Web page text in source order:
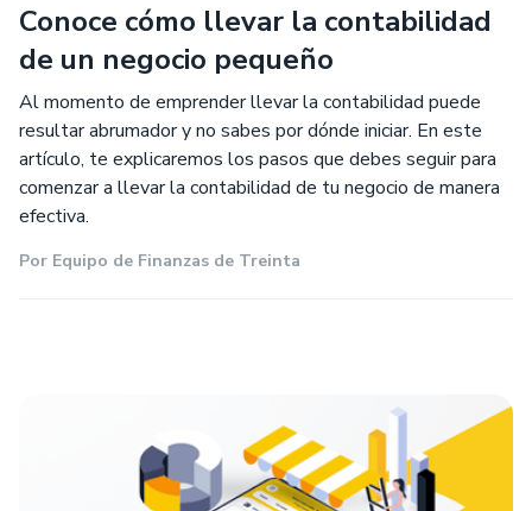
Conoce cómo llevar la contabilidad
de un negocio pequeño
Al momento de emprender llevar la contabilidad puede
resultar abrumador y no sabes por dónde iniciar. En este
artículo, te explicaremos los pasos que debes seguir para
comenzar a llevar la contabilidad de tu negocio de manera
efectiva.
Por Equipo de Finanzas de Treinta